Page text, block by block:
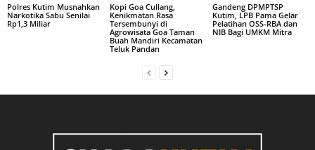
Polres Kutim Musnahkan
Narkotika Sabu Senilai
Rp1,3 Miliar
Kopi Goa Cullang,
Kenikmatan Rasa
Tersembunyi di
Agrowisata Goa Taman
Buah Mandiri Kecamatan
Teluk Pandan
Gandeng DPMPTSP
Kutim, LPB Pama Gelar
Pelatihan OSS-RBA dan
NIB Bagi UMKM Mitra